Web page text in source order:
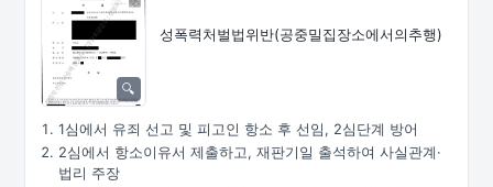
성폭력처벌법위반(공중밀집장소에서의추행)
1심에서 유죄 선고 및 피고인 항소 후 선임, 2심단계 방어
2심에서 항소이유서 제출하고, 재판기일 출석하여 사실관계·
법리 주장